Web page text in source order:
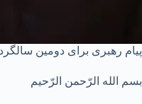
پیام رهبری برای دومین
بسم الله الرّحمن الرّحیم